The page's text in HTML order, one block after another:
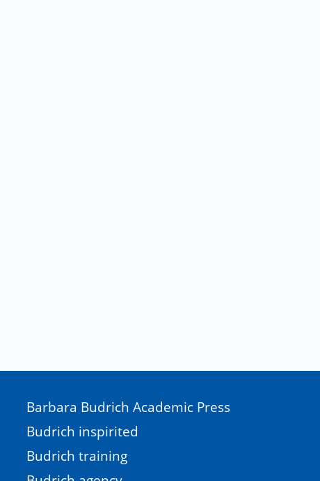
Barbara Budrich Academic Press
Budrich inspirited
Budrich training